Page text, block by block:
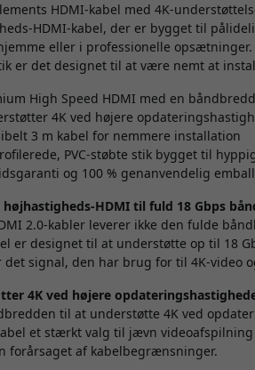
HDMI-kabel med 4K-
HDMI-kabel, der er bygget til
eller i professionelle
er det designet til at være nemt at
High Speed HDMI med en
4K ved højere
3 m kabel for nemmere installation
PVC-støbte stik bygget til
og 100 % genanvendelig
HDMI til fuld 18 Gbps
2.0-kabler leverer ikke den fulde
er designet til at understøtte op til 18
det signal, den har brug for til 4K-video
4K ved højere
til at understøtte 4K ved
et stærkt valg til jævn
forårsaget af kabelbegrænsninger.